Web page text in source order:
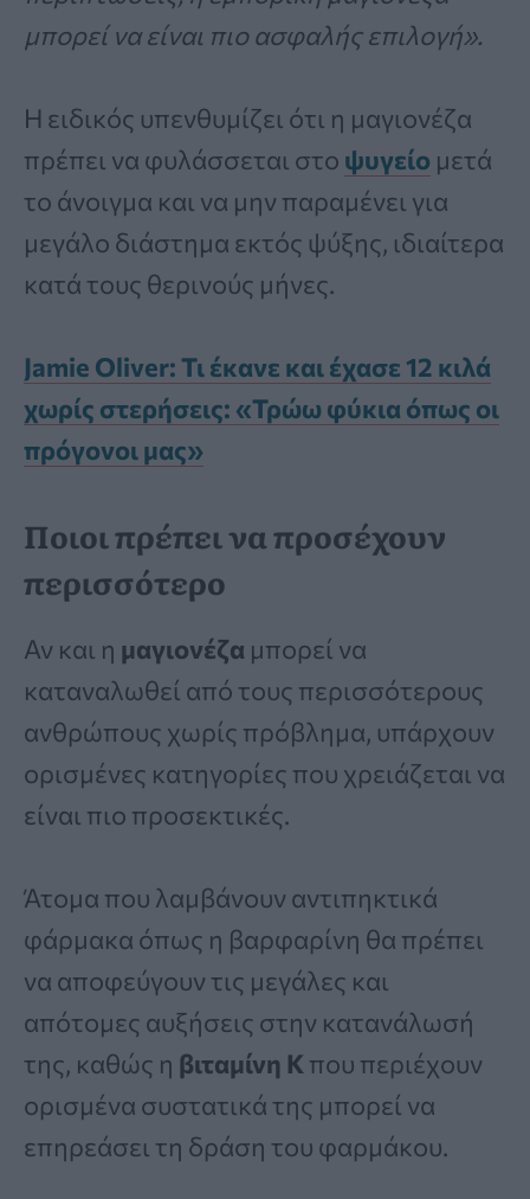
μπορεί να είναι πιο ασφαλής επιλογή».
Η ειδικός υπενθυμίζει ότι η μαγιονέζα
πρέπει να φυλάσσεται στο ψυγείο μετά
το άνοιγμα και να μην παραμένει για
μεγάλο διάστημα εκτός ψύξης, ιδιαίτερα
κατά τους θερινούς μήνες.
Jamie Oliver: Τι έκανε και έχασε 12 κιλά
χωρίς στερήσεις: «Τρώω φύκια όπως οι
πρόγονοι μας»
Ποιοι πρέπει να προσέχουν
περισσότερο
Αν και η μαγιονέζα μπορεί να
καταναλωθεί από τους περισσότερους
ανθρώπους χωρίς πρόβλημα, υπάρχουν
ορισμένες κατηγορίες που χρειάζεται να
είναι πιο προσεκτικές.
Άτομα που λαμβάνουν αντιπηκτικά
φάρμακα όπως η βαρφαρίνη θα πρέπει
να αποφεύγουν τις μεγάλες και
απότομες αυξήσεις στην κατανάλωσή
της, καθώς η βιταμίνη Κ που περιέχουν
ορισμένα συστατικά της μπορεί να
επηρεάσει τη δράση του φαρμάκου.